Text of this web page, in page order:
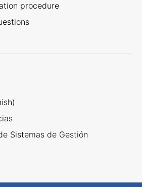
procedure
Sistemas de Gestión